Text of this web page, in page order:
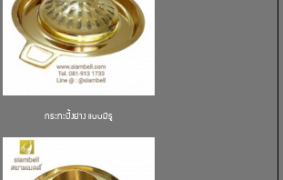
กระทะปิ้งย่าง แบบมีรู